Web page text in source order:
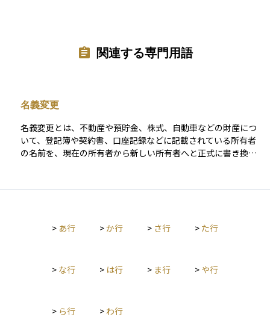
関連する専門用語
名義変更
名義変更とは、不動産や預貯金、株式、自動車などの財産につ
いて、登記簿や契約書、口座記録などに記載されている所有者
の名前を、現在の所有者から新しい所有者へと正式に書き換え
ります。この手続きを行わないと、たとえ法的に相続人であっ
手続きが異なり、例えば不動産であれば法務局での登記変更が
後の資産の管理や再運用がスムーズに進むため、とても重要な
> あ行 >か行 > さ行 > た行
> な行 > は行 > ま行 > や行
> ら行 > わ行